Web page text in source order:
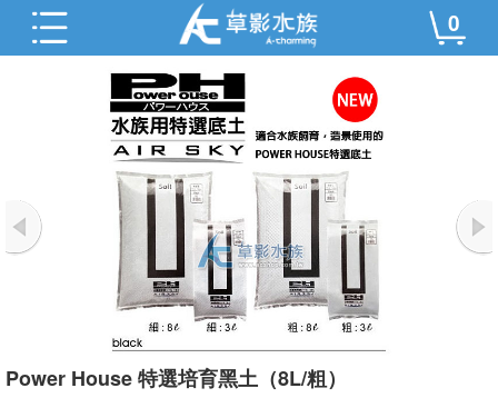
0
Power House 特選培育黑土（8L/粗）